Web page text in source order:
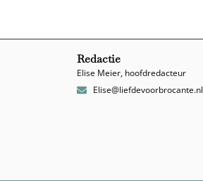
Redactie
Elise Meier, hoofdredacteur
Elise@liefdevoorbrocante.nl